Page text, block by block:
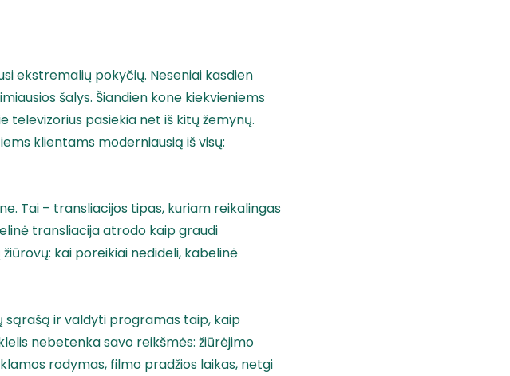
ekstremalių pokyčių. Neseniai kasdien
šalys. Šiandien kone kiekvieniems
pasiekia net iš kitų žemynų.
klientams moderniausią iš visų:
Tai – transliacijos tipas, kuriam reikalingas
transliacija atrodo kaip graudi
kai poreikiai nedideli, kabelinė
sąrašą ir valdyti programas taip, kaip
nebetenka savo reikšmės: žiūrėjimo
rodymas, filmo pradžios laikas, netgi